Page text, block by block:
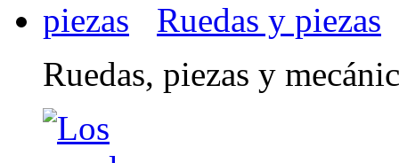
Ruedas y piezas
Ruedas, piezas y